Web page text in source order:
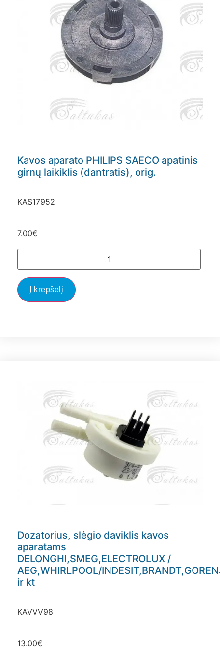
Kavos aparato PHILIPS SAECO apatinis
girnų laikiklis (dantratis), orig.
KAS17952
7.00€
Į krepšelį
Dozatorius, slėgio daviklis kavos
aparatams
DELONGHI,SMEG,ELECTROLUX /
AEG,WHIRLPOOL/
ir kt
KAVVV98
13.00€